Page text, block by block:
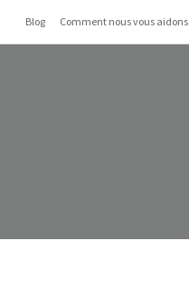
Blog Comment nous vous aidons